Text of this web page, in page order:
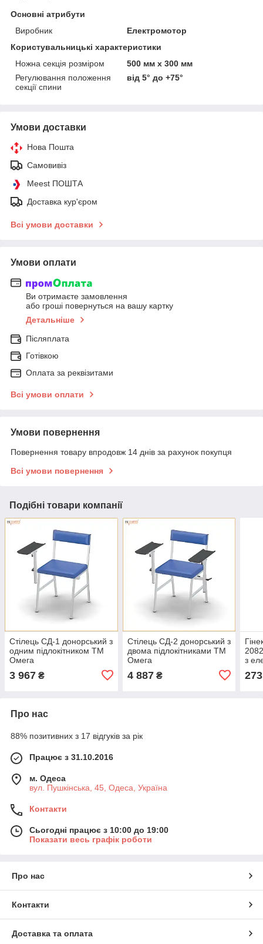
Основні атрибути
Виробник
Електромотор
Користувальницькі характеристики
Ножна секція розміром
500 мм x 300 мм
Регулювання положення
секції спини
від 5° до +75°
Умови доставки
Нова Пошта
Самовивіз
Meest ПОШТА
Доставка кур'єром
Всі умови доставки
Умови оплати
Ви отримаєте замовлення
або гроші повернуться на вашу картку
Детальніше
Післяплата
Готівкою
Оплата за реквізитами
Всі умови оплати
Умови повернення
Повернення товару впродовж 14 днів за рахунок покупця
Всі умови повернення
Подібні товари компанії
Стілець СД-1 донорський з
одним підлокітником ТМ
Омега
3 967 ₴
Стілець СД-2 донорський з
двома підлокітниками ТМ
Омега
4 887₴
з
Про нас
88% позитивних з 17 відгуків за рік
Працює з 31.10.2016
м. Одеса
вул. Пушкінська, 45, Одеса, Україна
Контакти
Сьогодні працює з 10:00 до 19:00
Показати весь графік роботи
Про нас
Контакти
Доставка та оплата